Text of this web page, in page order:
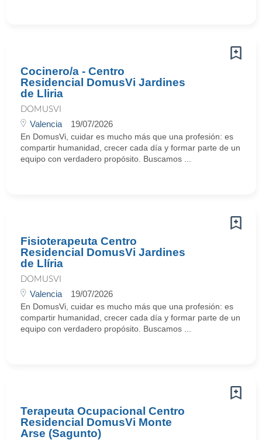
Cocinero/a - Centro
Residencial DomusVi Jardines
de Lliria
DOMUSVI
Valencia 19/07/2026
En DomusVi, cuidar es mucho más que una profesión: es
compartir humanidad, crecer cada día y formar parte de un
equipo con verdadero propósito. Buscamos ...
Fisioterapeuta Centro
Residencial DomusVi Jardines
de Llíria
DOMUSVI
Valencia 19/07/2026
En DomusVi, cuidar es mucho más que una profesión: es
compartir humanidad, crecer cada día y formar parte de un
equipo con verdadero propósito. Buscamos ...
Terapeuta Ocupacional Centro
Residencial DomusVi Monte
Arse (Sagunto)